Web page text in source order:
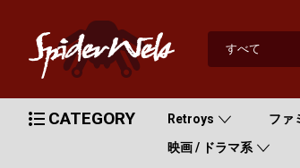
CATEGORY Retroys ファ
映画 / ドラマ系